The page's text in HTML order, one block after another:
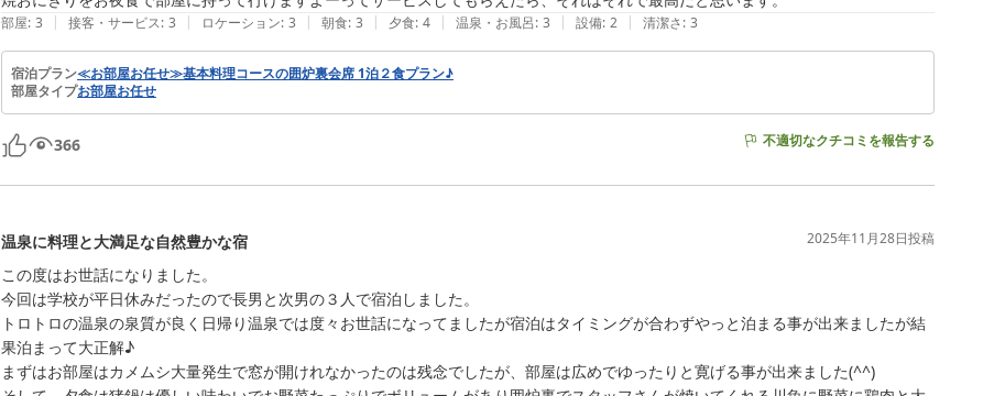
部屋: 3 | 接客・サービス: 3 | ロケーション: 3 | 朝食: 3 | 夕食: 4 | 温泉・お風呂: 3 | 設備: 2 | 清潔さ: 3
宿泊プラン≪お部屋お任せ≫基本料理コースの囲炉裏会席 1泊２食プラン♪
部屋タイプお部屋お任せ
366 不適切なクチコミを報告する
温泉に料理と大満足な自然豊かな宿 2025年11月28日投稿
この度はお世話になりました。
今回は学校が平日休みだったので長男と次男の３人で宿泊しました。
トロトロの温泉の泉質が良く日帰り温泉では度々お世話になってましたが宿泊はタイミングが合わずやっと泊まる事が出来ましたが結
果泊まって大正解♪
まずはお部屋はカメムシ大量発生で窓が開けれなかったのは残念でしたが、部屋は広めでゆったりと寛げる事が出来ました(^^)